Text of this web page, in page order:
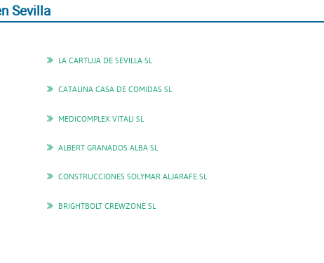
Sevilla
LA CARTUJA DE SEVILLA SL
CATALINA CASA DE COMIDAS SL
MEDICOMPLEX VITALI SL
ALBERT GRANADOS ALBA SL
CONSTRUCCIONES SOLYMAR ALJARAFE SL
BRIGHTBOLT CREWZONE SL